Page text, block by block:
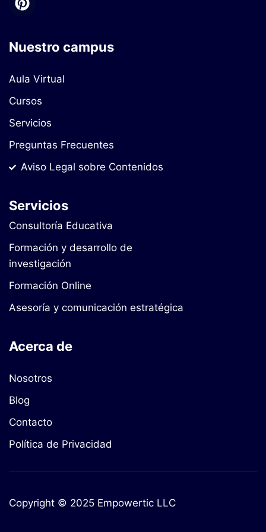
Nuestro campus
Aula Virtual
Cursos
Servicios
Preguntas Frecuentes
Aviso Legal sobre Contenidos
Servicios
Consultoría Educativa
Formación y desarrollo de
investigación
Formación Online
Asesoría y comunicación estratégica
Acerca de
Nosotros
Blog
Contacto
Política de Privacidad
Copyright © 2025 Empowertic LLC